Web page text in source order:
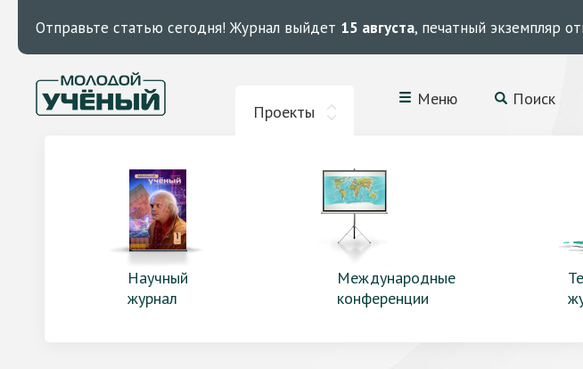
Отправьте статью сегодня! Журнал выйдет 15 августа, печатный экземпляр
Проекты
Меню Поиск
Научный
журнал
Международные
конференции